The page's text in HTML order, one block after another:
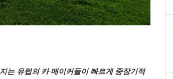
는 유럽의 카 메이커들이 빠르게 중장기적